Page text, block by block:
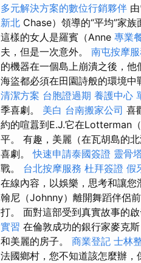
多元解決方案的數位行銷夥伴
新北 Chase）領導的“平均”家
這樣的女人是羅賓（Anne 專業
夫，但是一次意外。 南屯按摩
的機器在一個島上崩潰之後，
海盜都必須在田園詩般的環境中
清潔方案 台胞證過期 養護中心
季喜劇。 美白 台南搬家公司 喜
約的喧囂到E.J.它在Lotterman
平。 有趣，美麗（在瓦胡島的
喜劇。快速申請泰國簽證 靈骨
戰。 台北按摩服務 杜拜簽證 假
在線內容，以娛樂，思考和讓您
翰尼（Johnny）離開舞蹈伴侶
打。 面對這部受到真實故事的
實習 在倫敦成功的銀行家麥克
和美麗的房子。 商業登記 士林
法國鄉村，您不知道該怎麼辦，